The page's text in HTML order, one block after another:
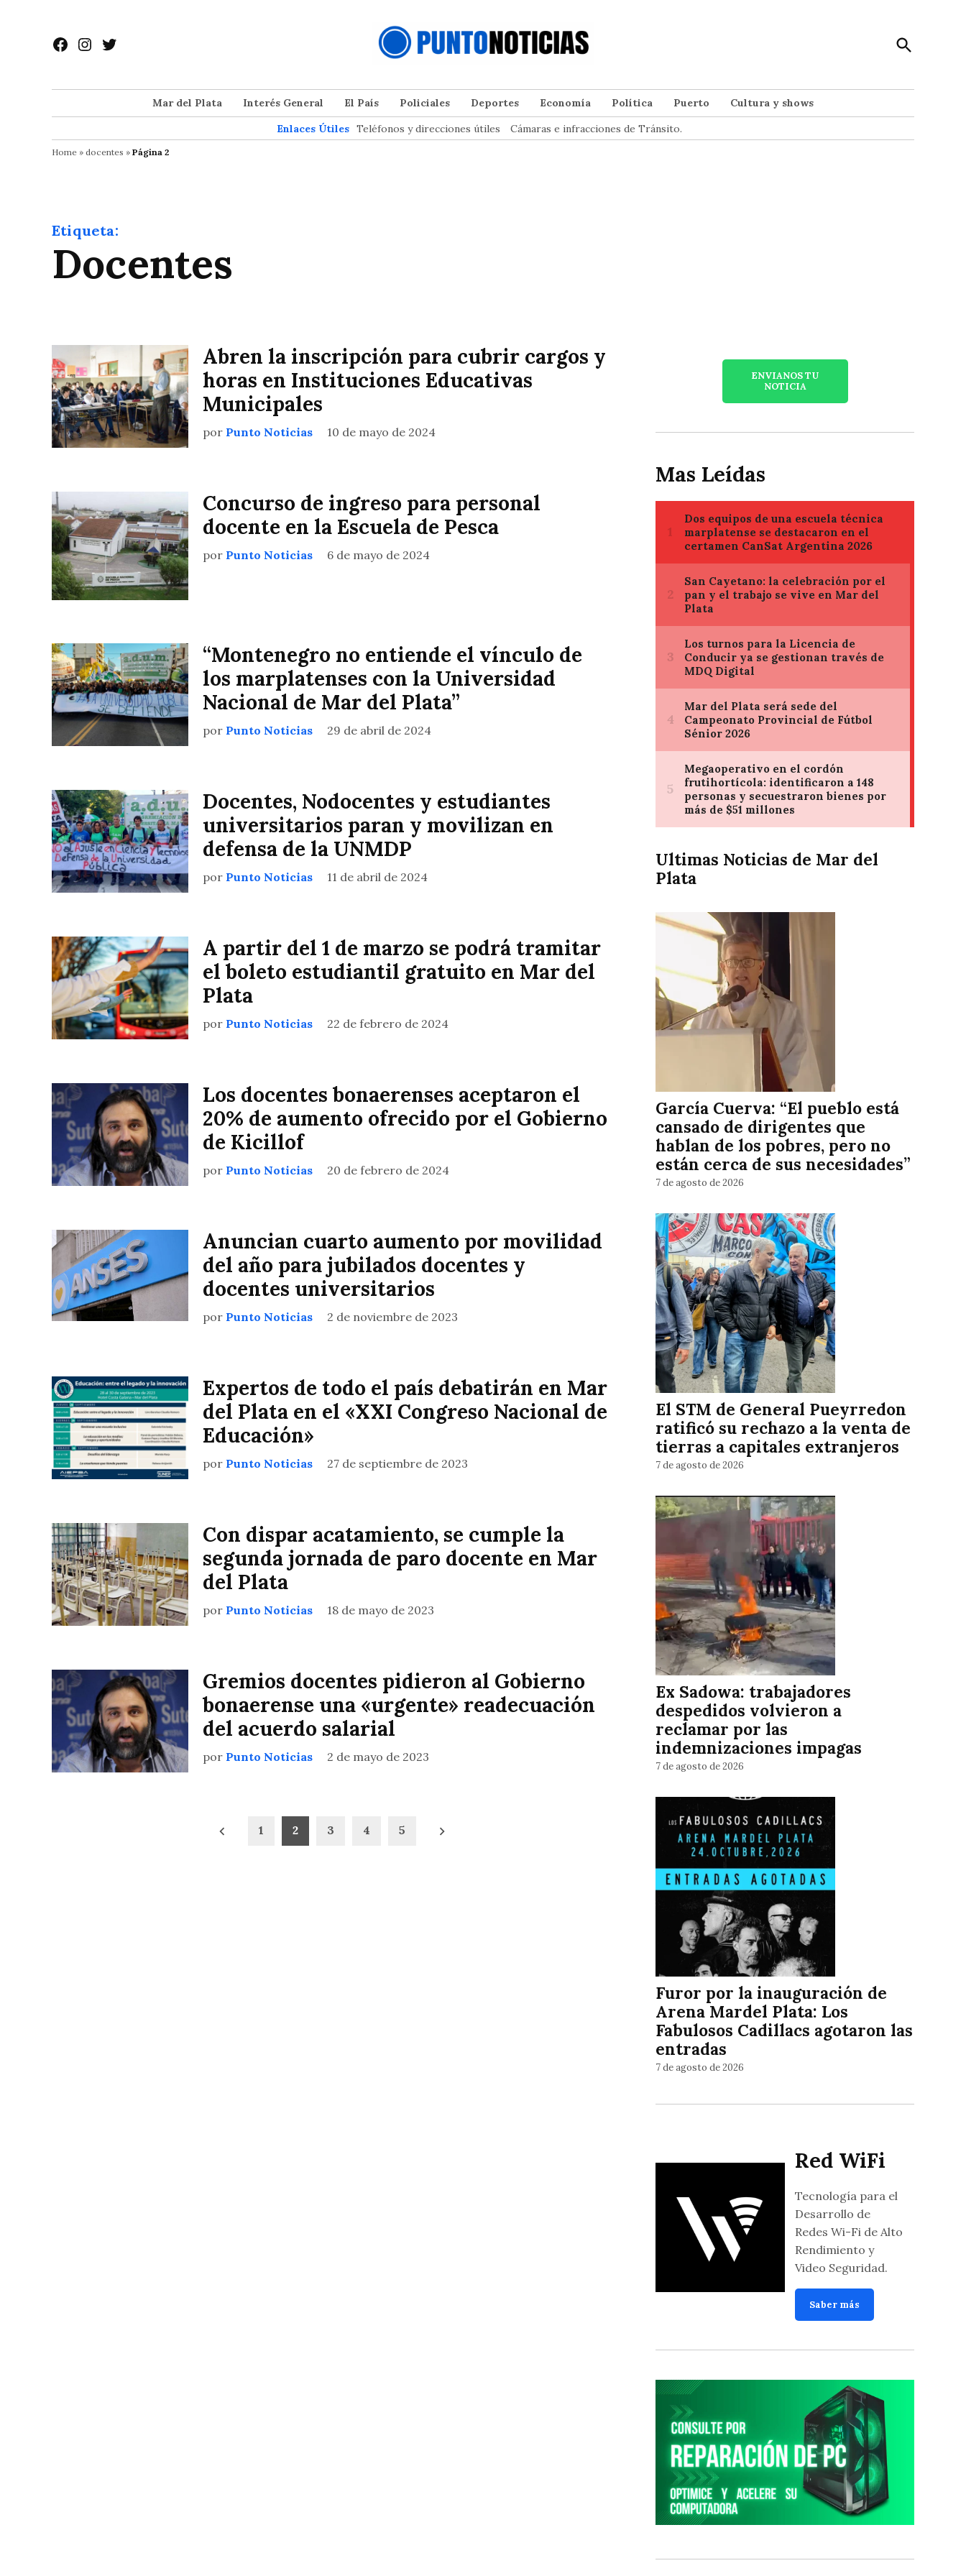
contenido
Facebook
Instagram
Twitter
Open
Search
Mar del Plata Interés General El País Policiales Deportes Economía Política Puerto
Cultura y shows
Enlaces Útiles Teléfonos y direcciones útiles Cámaras e infracciones de Tránsito.
Home » docentes » Página 2
Etiqueta:
docentes
Abren la inscripción para cubrir cargos y
horas en Instituciones Educativas
Municipales
por Punto Noticias 10 de mayo de 2024
Concurso de ingreso para personal
docente en la Escuela de Pesca
por Punto Noticias 6 de mayo de 2024
“Montenegro no entiende el vínculo de
los marplatenses con la Universidad
Nacional de Mar del Plata”
por Punto Noticias 29 de abril de 2024
Docentes, Nodocentes y estudiantes
universitarios paran y movilizan en
defensa de la UNMDP
por Punto Noticias 11 de abril de 2024
A partir del 1 de marzo se podrá tramitar
el boleto estudiantil gratuito en Mar del
Plata
por Punto Noticias 22 de febrero de 2024
Los docentes bonaerenses aceptaron el
20% de aumento ofrecido por el Gobierno
de Kicillof
por Punto Noticias 20 de febrero de 2024
Anuncian cuarto aumento por movilidad
del año para jubilados docentes y
docentes universitarios
por Punto Noticias 2 de noviembre de 2023
Expertos de todo el país debatirán en Mar
del Plata en el «XXI Congreso Nacional de
Educación»
por Punto Noticias 27 de septiembre de 2023
Con dispar acatamiento, se cumple la
segunda jornada de paro docente en Mar
del Plata
por Punto Noticias 18 de mayo de 2023
Gremios docentes pidieron al Gobierno
bonaerense una «urgente» readecuación
del acuerdo salarial
por Punto Noticias 2 de mayo de 2023
1 2 3 4 5
ENVIANOS TU
NOTICIA
Mas Leídas
Ultimas Noticias de Mar del
Plata
García Cuerva: “El pueblo está
cansado de dirigentes que
hablan de los pobres, pero no
están cerca de sus necesidades”
7 de agosto de 2026
El STM de General Pueyrredon
ratificó su rechazo a la venta de
tierras a capitales extranjeros
7 de agosto de 2026
Ex Sadowa: trabajadores
despedidos volvieron a
reclamar por las
indemnizaciones impagas
7 de agosto de 2026
Furor por la inauguración de
Arena Mardel Plata: Los
Fabulosos Cadillacs agotaron las
entradas
7 de agosto de 2026
Red WiFi
Tecnología para el
Desarrollo de
Redes Wi-Fi de Alto
Rendimiento y
Video Seguridad.
Saber más